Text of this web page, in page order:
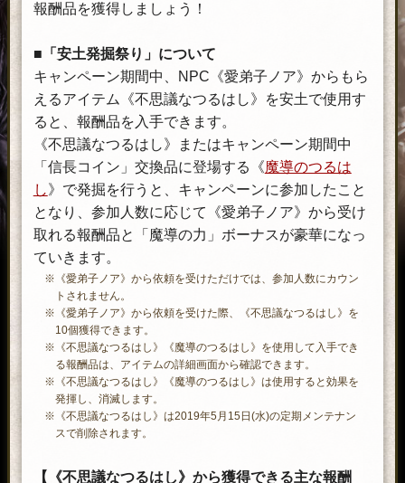
が
り
ま
す。
開
催
概
要
を
ご
確
認
さ
い。
報酬品を獲得しましょう！
■「安土発掘祭り」について
キャンペーン期間中、NPC《愛弟子ノア》からもら
えるアイテム《不思議なつるはし》を安土で使用す
ると、報酬品を入手できます。
《不思議なつるはし》またはキャンペーン期間中
「信長コイン」交換品に登場する《魔導のつるは
し》で発掘を行うと、キャンペーンに参加したこと
となり、参加人数に応じて《愛弟子ノア》から受け
取れる報酬品と「魔導の力」ボーナスが豪華になっ
ていきます。
※《愛弟子ノア》から依頼を受けただけでは、参加人数にカウン
トされません。
※《愛弟子ノア》から依頼を受けた際、《不思議なつるはし》を
10個獲得できます。
※《不思議なつるはし》《魔導のつるはし》を使用して入手でき
る報酬品は、アイテムの詳細画面から確認できます。
※《不思議なつるはし》《魔導のつるはし》は使用すると効果を
発揮し、消滅します。
※《不思議なつるはし》は2019年5月15日(水)の定期メンテナン
スで削除されます。
【《不思議なつるはし》から獲得できる主な報酬